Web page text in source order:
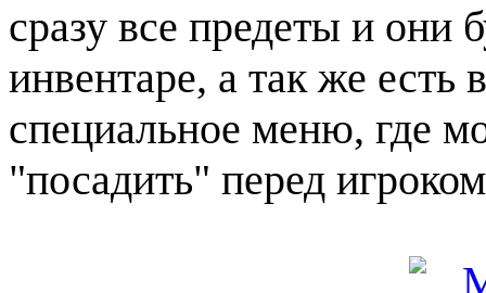
сразу все предеты и они
инвентаре, а так же есть
специальное меню, где
"посадить" перед